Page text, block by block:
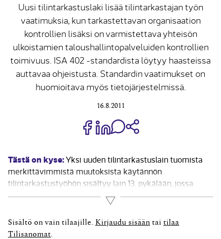
Uusi tilintarkastuslaki lisää tilintarkastajan työn
vaatimuksia, kun tarkastettavan organisaation
kontrollien lisäksi on varmistettava yhteisön
ulkoistamien taloushallintopalveluiden kontrollien
toimivuus. ISA 402 -standardista löytyy haasteissa
auttavaa ohjeistusta. Standardin vaatimukset on
huomioitava myös tietojärjestelmissä.
16.8.2011
Jaa Share on Facebook
Jaa Share on LinkedIn
Jaa WhatsApp-viestinä
Tästä on kyse:Yksi uuden tilintarkastuslain tuomista
merkittävimmistä muutoksista käytännön
tilintarkastustyöhön sisältyy lain 13. pykälään, jossa
edellytetään tilintarkastajan noudattavan työssään
”yhteisössä sovellettaviksi hyväksyttyjä
tilintarkastusstandardeja“. Aikaisempi laki edellytti
noudatettavaksi hyvää tilintarkastustapaa. Jatkossa
Lue lisää
Sisältö on vain tilaajille. Kirjaudu sisään tai tilaa
Tilisanomat